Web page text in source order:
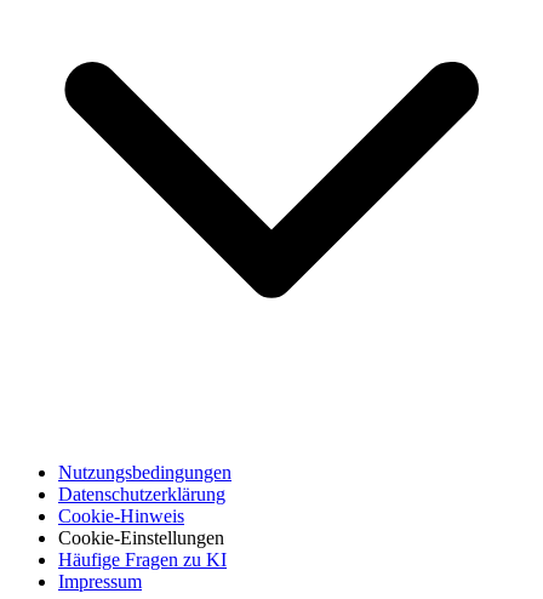
Nutzungsbedingungen
Datenschutzerklärung
Cookie-Hinweis
Cookie-Einstellungen
Häufige Fragen zu KI
Impressum